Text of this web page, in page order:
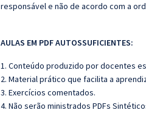
responsável e não de acordo com a
AULAS EM PDF AUTOSSUFICIENTES:
1. Conteúdo produzido por docentes
2. Material prático que facilita a
3. Exercícios comentados.
4. Não serão ministrados PDFs